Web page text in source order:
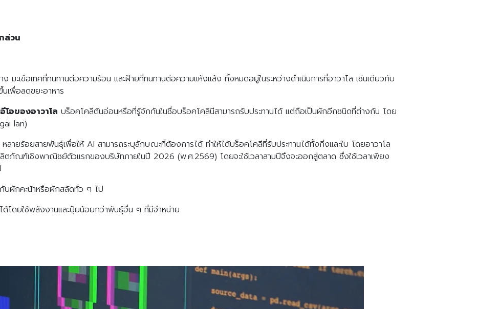
for: Search
ส่วน
ะเขือเทศที่ทนทานต่อความร้อน และฝ้ายที่ทนทานต่อความแห้งแล้ง ทั้งหมดอยู่ในระหว่างดำเนินการที่อาวาโล เช่นเดียวกับ
เพื่อลดขยะอาหาร
อของอาวาโล บร็อคโคลีต้นอ่อนหรือที่รู้จักกันในชื่อบร็อคโคลินีสามารถรับประทานได้ แต่ถือเป็นผักอีกชนิดที่ต่างกัน โดย
lan)
ายร้อยสายพันธุ์เพื่อให้ AI สามารถระบุลักษณะที่ต้องการได้ ทำให้ได้บร็อคโคลีที่รับประทานได้ทั้งกิ่งและใบ โดยอาวาโล
ตภัณฑ์เชิงพาณิชย์ตัวแรกของบริษัทภายในปี 2026 (พ.ศ.2569) โดยจะใช้เวลาสามปีจึงจะออกสู่ตลาด ซึ่งใช้เวลาเพียง
บผักคะน้าหรือผักสลัดทั่ว ๆ ไป
ด้โดยใช้พลังงานและปุ๋ยน้อยกว่าพันธุ์อื่น ๆ ที่มีจำหน่าย